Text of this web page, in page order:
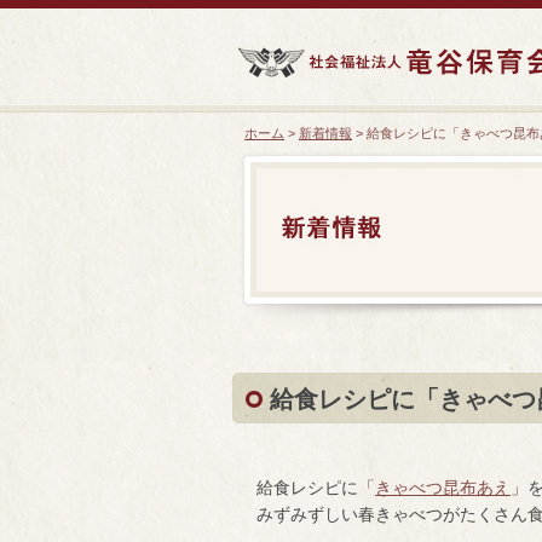
ホーム > 新着情報 > 給食レシピに「きゃべつ昆
給食レシピに「きゃべ
給食レシピに「 きゃべつ昆布あえ
」
みずみずしい春きゃべつがたくさん